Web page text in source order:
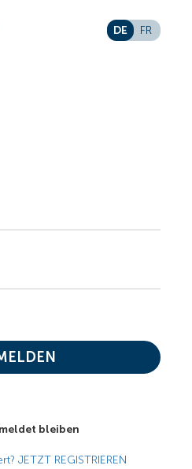
DE FR
bleiben
JETZT REGISTRIEREN